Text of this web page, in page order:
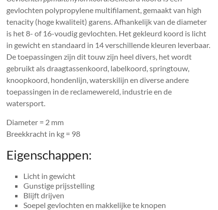
gevlochten polypropylene multifilament, gemaakt van high
tenacity (hoge kwaliteit) garens. Afhankelijk van de diameter
is het 8- of 16-voudig gevlochten. Het gekleurd koord is licht
in gewicht en standaard in 14 verschillende kleuren leverbaar.
De toepassingen zijn dit touw zijn heel divers, het wordt
gebruikt als draagtassenkoord, labelkoord, springtouw,
knoopkoord, hondenlijn, waterskilijn en diverse andere
toepassingen in de reclamewereld, industrie en de
watersport.
Diameter = 2 mm
Breekkracht in kg = 98
Eigenschappen:
Licht in gewicht
Gunstige prijsstelling
Blijft drijven
Soepel gevlochten en makkelijke te knopen